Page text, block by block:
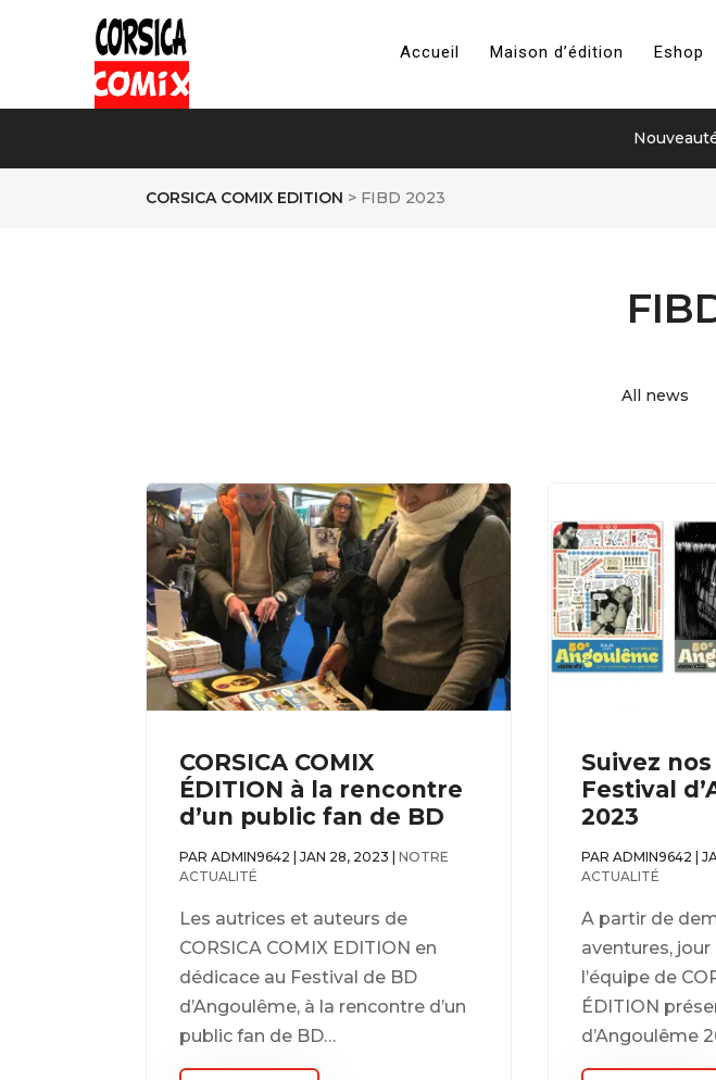
Accueil Maison d’édition Eshop
CORSICA COMIX EDITION > FIBD 2023
All news
CORSICA COMIX
ÉDITION à la rencontre
d’un public fan de BD
PARADMIN9642 |JAN 28, 2023 |NOTRE
ACTUALITÉ
Les autrices et auteurs de
CORSICA COMIX EDITION en
dédicace au Festival de BD
d’Angoulême, à la rencontre d’un
public fan de BD…
Suivez
Festival
2023
PAR ADMIN9642
ACTUALITÉ
A partir de
aventures, jour
l’équipe de
ÉDITION
d’Angoulême